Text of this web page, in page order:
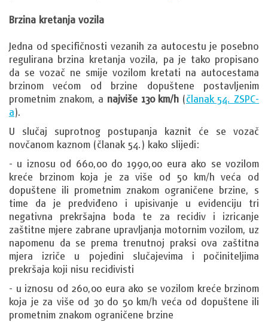
Brzina kretanja vozila
Jedna od specifičnosti vezanih za autocestu je posebno
regulirana brzina kretanja vozila, pa je tako propisano
da se vozač ne smije vozilom kretati na autocestama
brzinom većom od brzine dopuštene postavljenim
prometnim znakom, a najviše 130 km/h (članak 54. ZSPC-
a).
U slučaj suprotnog postupanja kaznit će se vozač
novčanom kaznom (članak 54.) kako slijedi:
- u iznosu od 660,00 do 1990,00 eura ako se vozilom
kreće brzinom koja je za više od 50 km/h veća od
dopuštene ili prometnim znakom ograničene brzine, s
time da je predviđeno i upisivanje u evidenciju tri
negativna prekršajna boda te za recidiv i izricanje
zaštitne mjere zabrane upravljanja motornim vozilom, uz
napomenu da se prema trenutnoj praksi ova zaštitna
mjera izriče u pojedini slučajevima i počiniteljima
prekršaja koji nisu recidivisti
- u iznosu od 260,00 eura ako se vozilom kreće brzinom
koja je za više od 30 do 50 km/h veća od dopuštene ili
prometnim znakom ograničene brzine